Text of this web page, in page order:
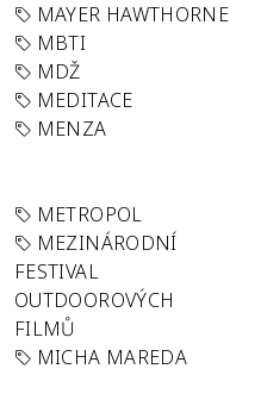
MAYER HAWTHORNE
MBTI
MDŽ
MEDITACE
MENZA
METROPOL
MEZINÁRODNÍ
FESTIVAL
OUTDOOROVÝCH
FILMŮ
MICHA MAREDA